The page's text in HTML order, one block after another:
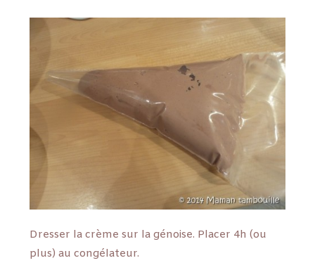
Dresser la crème sur la génoise. Placer 4h (ou
plus) au congélateur.